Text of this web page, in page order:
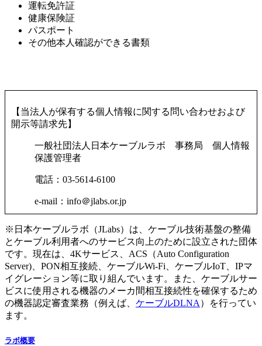
運転免許証
健康保険証
パスポート
その他本人確認ができる書類
【当法人が保有する個人情報に関する問い合わせおよび
開示等請求先】
一般社団法人日本ケーブルラボ 事務局 個人情報
保護管理者
電話：03-5614-6100
e-mail：info＠jlabs.or.jp
※日本ケーブルラボ（JLabs）は、ケーブル技術基盤の整備
とケーブル利用者へのサービス向上のために設立された団体
です。現在は、4Kサービス、ACS（Auto Configuration
Server)、PON相互接続、ケーブルWi-Fi、ケーブルIoT、IPマ
イグレーション等に取り組んでいます。また、ケーブルサー
ビスに使用される機器のメーカ間相互接続性を確保するため
の機器認定審査業務（例えば、 ケーブルDLNA ）を行ってい
ます。
ラボ概要